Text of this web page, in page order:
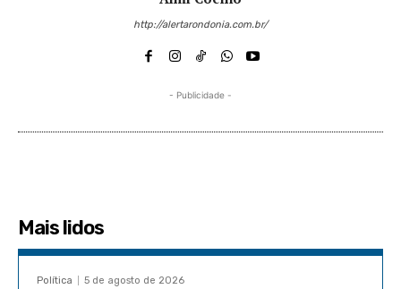
http://alertarondonia.com.br/
- Publicidade -
Mais lidos
Política 5 de agosto de 2026